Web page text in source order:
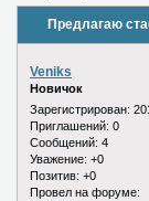
Предлагаю
Veniks
Новичок
Зарегистрирован:
Приглашений: 0
Сообщений: 4
Уважение: +0
Позитив: +0
Провел на форуме: